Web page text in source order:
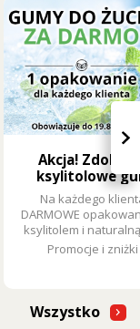
Akcja!
ksylitolowe
Na każdego
DARMOWE
ksylitolem i
Promocje i zniżki
›
Wszystko